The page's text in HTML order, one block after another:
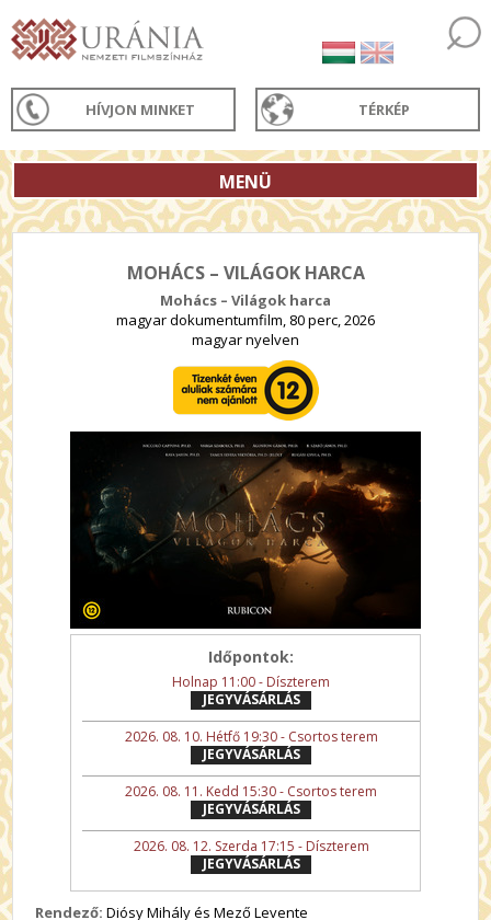
HÍVJON MINKET TÉRKÉP
MENÜ
MOHÁCS – VILÁGOK HARCA
Mohács – Világok harca
magyar dokumentumfilm, 80 perc, 2026
magyar nyelven
Időpontok:
Holnap 11:00 - Díszterem
JEGYVÁSÁRLÁS
2026. 08. 10. Hétfő 19:30 - Csortos terem
JEGYVÁSÁRLÁS
2026. 08. 11. Kedd 15:30 - Csortos terem
JEGYVÁSÁRLÁS
2026. 08. 12. Szerda 17:15 - Díszterem
JEGYVÁSÁRLÁS
Rendező: Diósy Mihály és Mező Levente